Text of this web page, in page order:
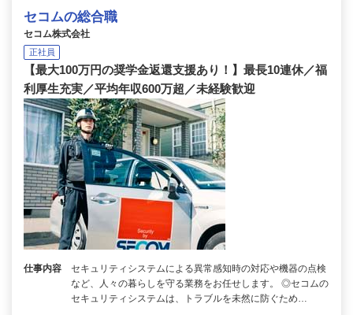
セコムの総合職
セコム株式会社
正社員
【最大100万円の奨学金返還支援あり！】最長10連休／福
利厚生充実／平均年収600万超／未経験歓迎
仕事内容
セキュリティシステムによる異常感知時の対応や機器の点検
など、人々の暮らしを守る業務をお任せします。 ◎セコムの
セキュリティシステムは、トラブルを未然に防ぐため…